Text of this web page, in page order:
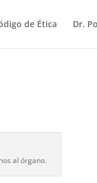
de Ética Dr.
al órgano.